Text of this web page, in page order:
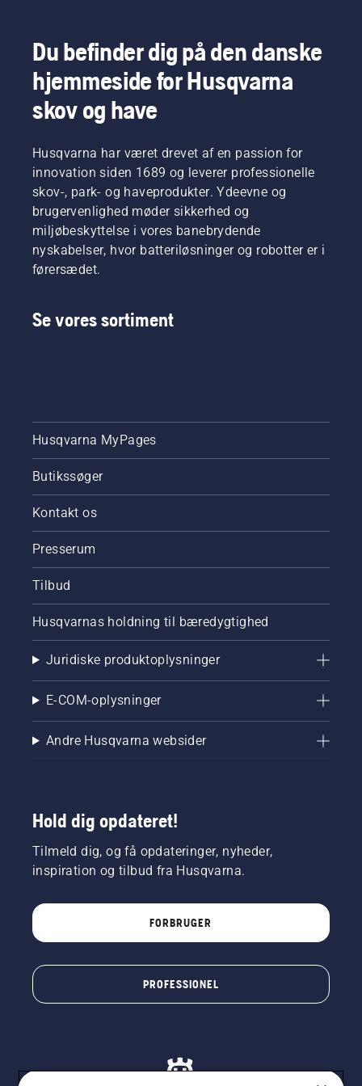
den
rigtige
størrelse
og den
rigtige
når du
hvilken
sav der
passer
til dig.
hvordan
du gør
din sav
klar til
Du befinder dig på den danske
hjemmeside for Husqvarna
skov og have
Husqvarna har været drevet af en passion for
innovation siden 1689 og leverer professionelle
skov-, park- og haveprodukter. Ydeevne og
brugervenlighed møder sikkerhed og
miljøbeskyttelse i vores banebrydende
nyskabelser, hvor batteriløsninger og robotter er i
førersædet.
Se vores sortiment
Husqvarna MyPages
Butikssøger
Kontakt os
Presserum
Tilbud
Husqvarnas holdning til bæredygtighed
Juridiske produktoplysninger
E-COM-oplysninger
Andre Husqvarna websider
Hold dig opdateret!
Tilmeld dig, og få opdateringer, nyheder,
inspiration og tilbud fra Husqvarna.
FORBRUGER
PROFESSIONEL